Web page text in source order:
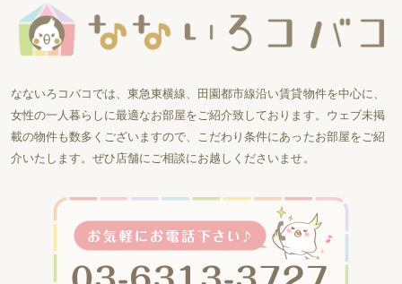
なないろコバコでは、東急東横線、田園都市線沿い賃貸物件を中心に、
女性の一人暮らしに最適なお部屋をご紹介致しております。ウェブ未掲
載の物件も数多くございますので、こだわり条件にあったお部屋をご紹
介いたします。ぜひ店舗にご相談にお越しくださいませ。